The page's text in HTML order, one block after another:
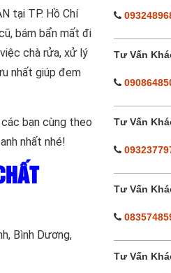
tại TP. Hồ Chí
bám bẩn mất đi
chà rửa, xử lý
nhất giúp đem
bạn cùng theo
nhất nhé!
Bình Dương,
Tư Vấn
Tư Vấn
Tư Vấn
Tư Vấn